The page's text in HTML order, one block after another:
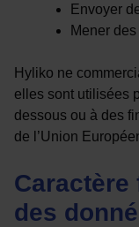
Envoyer
Mener
Hyliko ne
elles sont utilisées
dessous ou à des
de l’Union
des